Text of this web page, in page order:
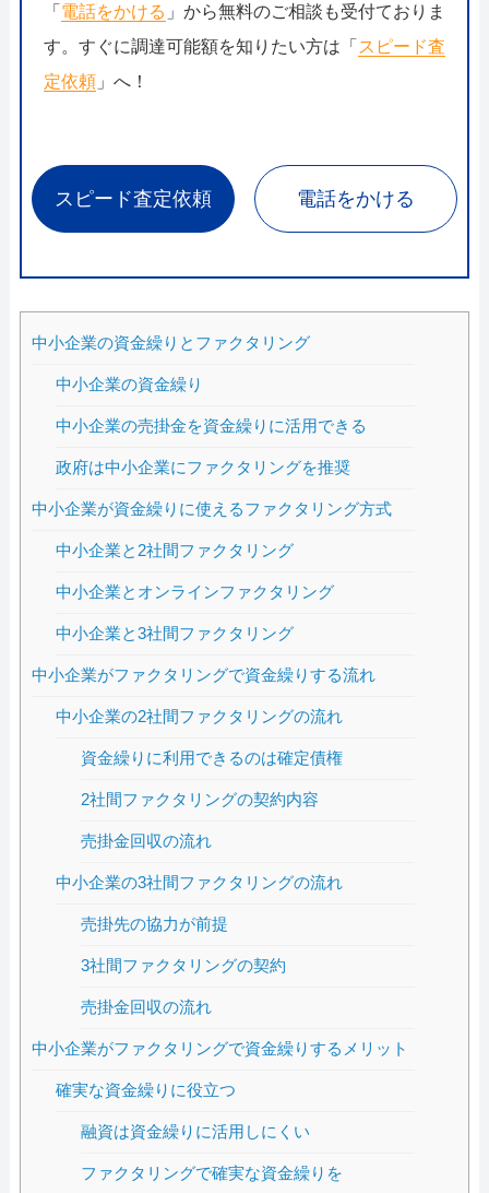
「 電話をかける 」から無料のご相談も受付ておりま
す。すぐに調達可能額を知りたい方は「 スピード査
定依頼」へ！
スピード査定依頼 電話をかける
中小企業の資金繰りとファクタリング
中小企業の資金繰り
中小企業の売掛金を資金繰りに活用できる
政府は中小企業にファクタリングを推奨
中小企業が資金繰りに使えるファクタリング方式
中小企業と2社間ファクタリング
中小企業とオンラインファクタリング
中小企業と3社間ファクタリング
中小企業がファクタリングで資金繰りする流れ
中小企業の2社間ファクタリングの流れ
資金繰りに利用できるのは確定債権
2社間ファクタリングの契約内容
売掛金回収の流れ
中小企業の3社間ファクタリングの流れ
売掛先の協力が前提
3社間ファクタリングの契約
売掛金回収の流れ
中小企業がファクタリングで資金繰りするメリット
確実な資金繰りに役立つ
融資は資金繰りに活用しにくい
ファクタリングで確実な資金繰りを